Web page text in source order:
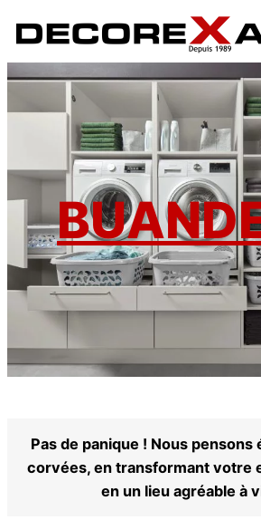
Pas de panique ! Nous pensons
corvées, en transformant votre
en un lieu agréable à